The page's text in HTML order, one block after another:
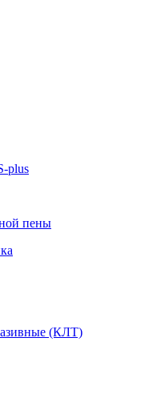
plus
пены
(КЛТ)